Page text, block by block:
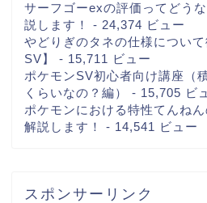
サーフゴーexの評価ってどう
説します！
- 24,374 ビュー
やどりぎのタネの仕様につい
SV】
- 15,711 ビュー
ポケモンSV初心者向け講座（
くらいなの？編）
- 15,705 ビ
ポケモンにおける特性てんね
解説します！
- 14,541 ビュー
スポンサーリンク